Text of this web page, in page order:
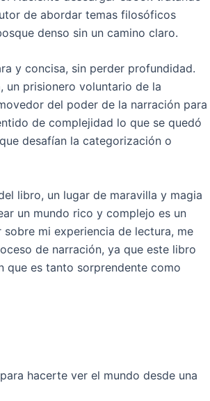
de abordar temas filosóficos
denso sin un camino claro.
y concisa, sin perder profundidad.
un prisionero voluntario de la
del poder de la narración para
de complejidad lo que se quedó
desafían la categorización o
libro, un lugar de maravilla y magia
un mundo rico y complejo es un
mi experiencia de lectura, me
de narración, ya que este libro
que es tanto sorprendente como
hacerte ver el mundo desde una